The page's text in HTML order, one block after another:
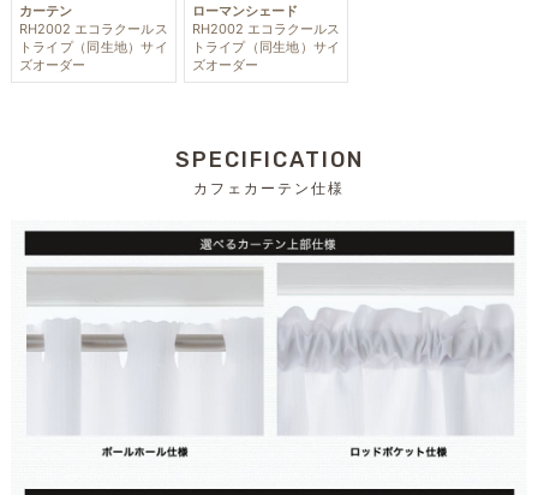
カーテン
RH2002 エコラクールス
トライプ（同生地）サイ
ズオーダー
ローマンシェード
RH2002 エコラクールス
トライプ（同生地）サイ
ズオーダー
SPECIFICATION
カフェカーテン仕様